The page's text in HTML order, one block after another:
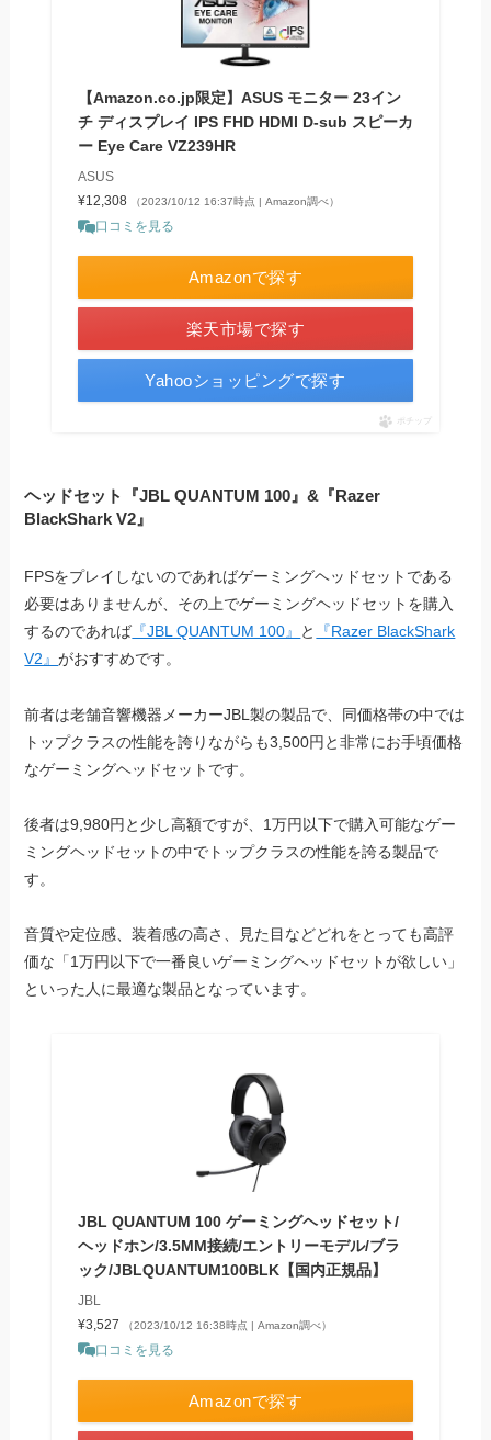
【Amazon.co.jp限定】ASUS モニター 23イン
チ ディスプレイ IPS FHD HDMI D-sub スピーカ
ー Eye Care VZ239HR
ASUS
¥12,308
（2023/10/12 16:37時点 | Amazon調べ）
口コミを見る
Amazonで探す
楽天市場で探す
Yahooショッピングで探す
ポチップ
ヘッドセット『JBL QUANTUM 100』&『Razer
BlackShark V2』
FPSをプレイしないのであればゲーミングヘッドセットである
必要はありませんが、その上でゲーミングヘッドセットを購入
するのであれば 『JBL QUANTUM 100』 と
『Razer BlackShark
V2』がおすすめです。
前者は老舗音響機器メーカーJBL製の製品で、同価格帯の中では
トップクラスの性能を誇りながらも3,500円と非常にお手頃価格
なゲーミングヘッドセットです。
後者は9,980円と少し高額ですが、1万円以下で購入可能なゲー
ミングヘッドセットの中でトップクラスの性能を誇る製品で
す。
音質や定位感、装着感の高さ、見た目などどれをとっても高評
価な「1万円以下で一番良いゲーミングヘッドセットが欲しい」
といった人に最適な製品となっています。
JBL QUANTUM 100 ゲーミングヘッドセット/
ヘッドホン/3.5MM接続/エントリーモデル/ブラ
ック/JBLQUANTUM100BLK【国内正規品】
JBL
¥3,527
（2023/10/12 16:38時点 | Amazon調べ）
口コミを見る
Amazonで探す